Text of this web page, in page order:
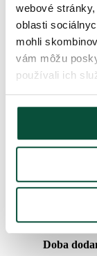
webové
oblasti
mohli
vám môžu
používali ich
Počet PVC
Počet
Percentuálny
Stojan (je
Doba